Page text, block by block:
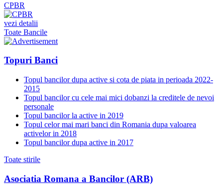
CPBR
vezi detalii
Toate Bancile
Topuri Banci
Topul bancilor dupa active si cota de piata in perioada 2022-
2015
Topul bancilor cu cele mai mici dobanzi la creditele de nevoi
personale
Topul bancilor la active in 2019
Topul celor mai mari banci din Romania dupa valoarea
activelor in 2018
Topul bancilor dupa active in 2017
Toate stirile
Asociatia Romana a Bancilor (ARB)